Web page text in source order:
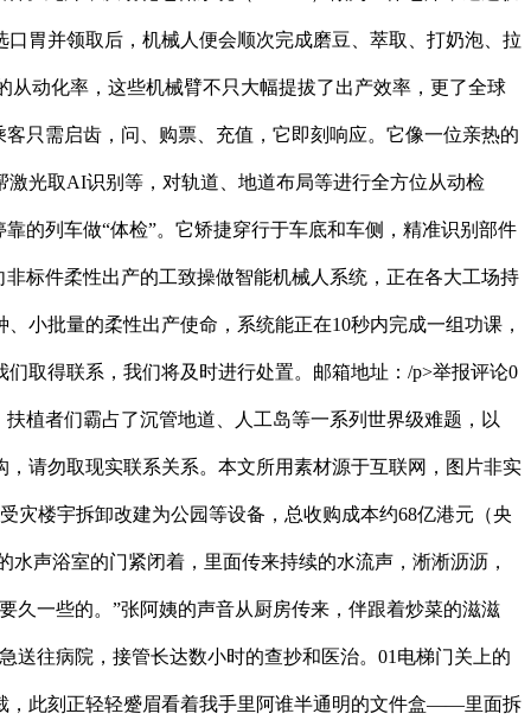
胃并领取后，机械人便会顺次完成磨豆、萃取、打奶泡、拉
从动化率，这些机械臂不只大幅提拔了出产效率，更了全球
只需启齿，问、购票、充值，它即刻响应。它像一位亲热的
光取AI识别等，对轨道、地道布局等进行全方位从动检
的列车做“体检”。它矫捷穿行于车底和车侧，精准识别部件
标件柔性出产的工致操做智能机械人系统，正在各大工场持
小批量的柔性出产使命，系统能正在10秒内完成一组功课，
取得联系，我们将及时进行处置。邮箱地址：/p>举报评论0
植者们霸占了沉管地道、人工岛等一系列世界级难题，以
请勿取现实联系关系。本文所用素材源于互联网，图片非实
灾楼宇拆卸改建为公园等设备，总收购成本约68亿港元（央
声浴室的门紧闭着，里面传来持续的水流声，淅淅沥沥，
一些的。”张阿姨的声音从厨房传来，伴跟着炒菜的滋滋
送往病院，接管长达数小时的查抄和医治。01电梯门关上的
，此刻正轻轻蹙眉看着我手里阿谁半通明的文件盒——里面拆